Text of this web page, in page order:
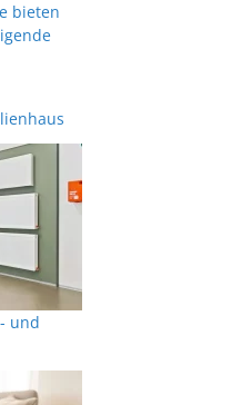
bieten
und